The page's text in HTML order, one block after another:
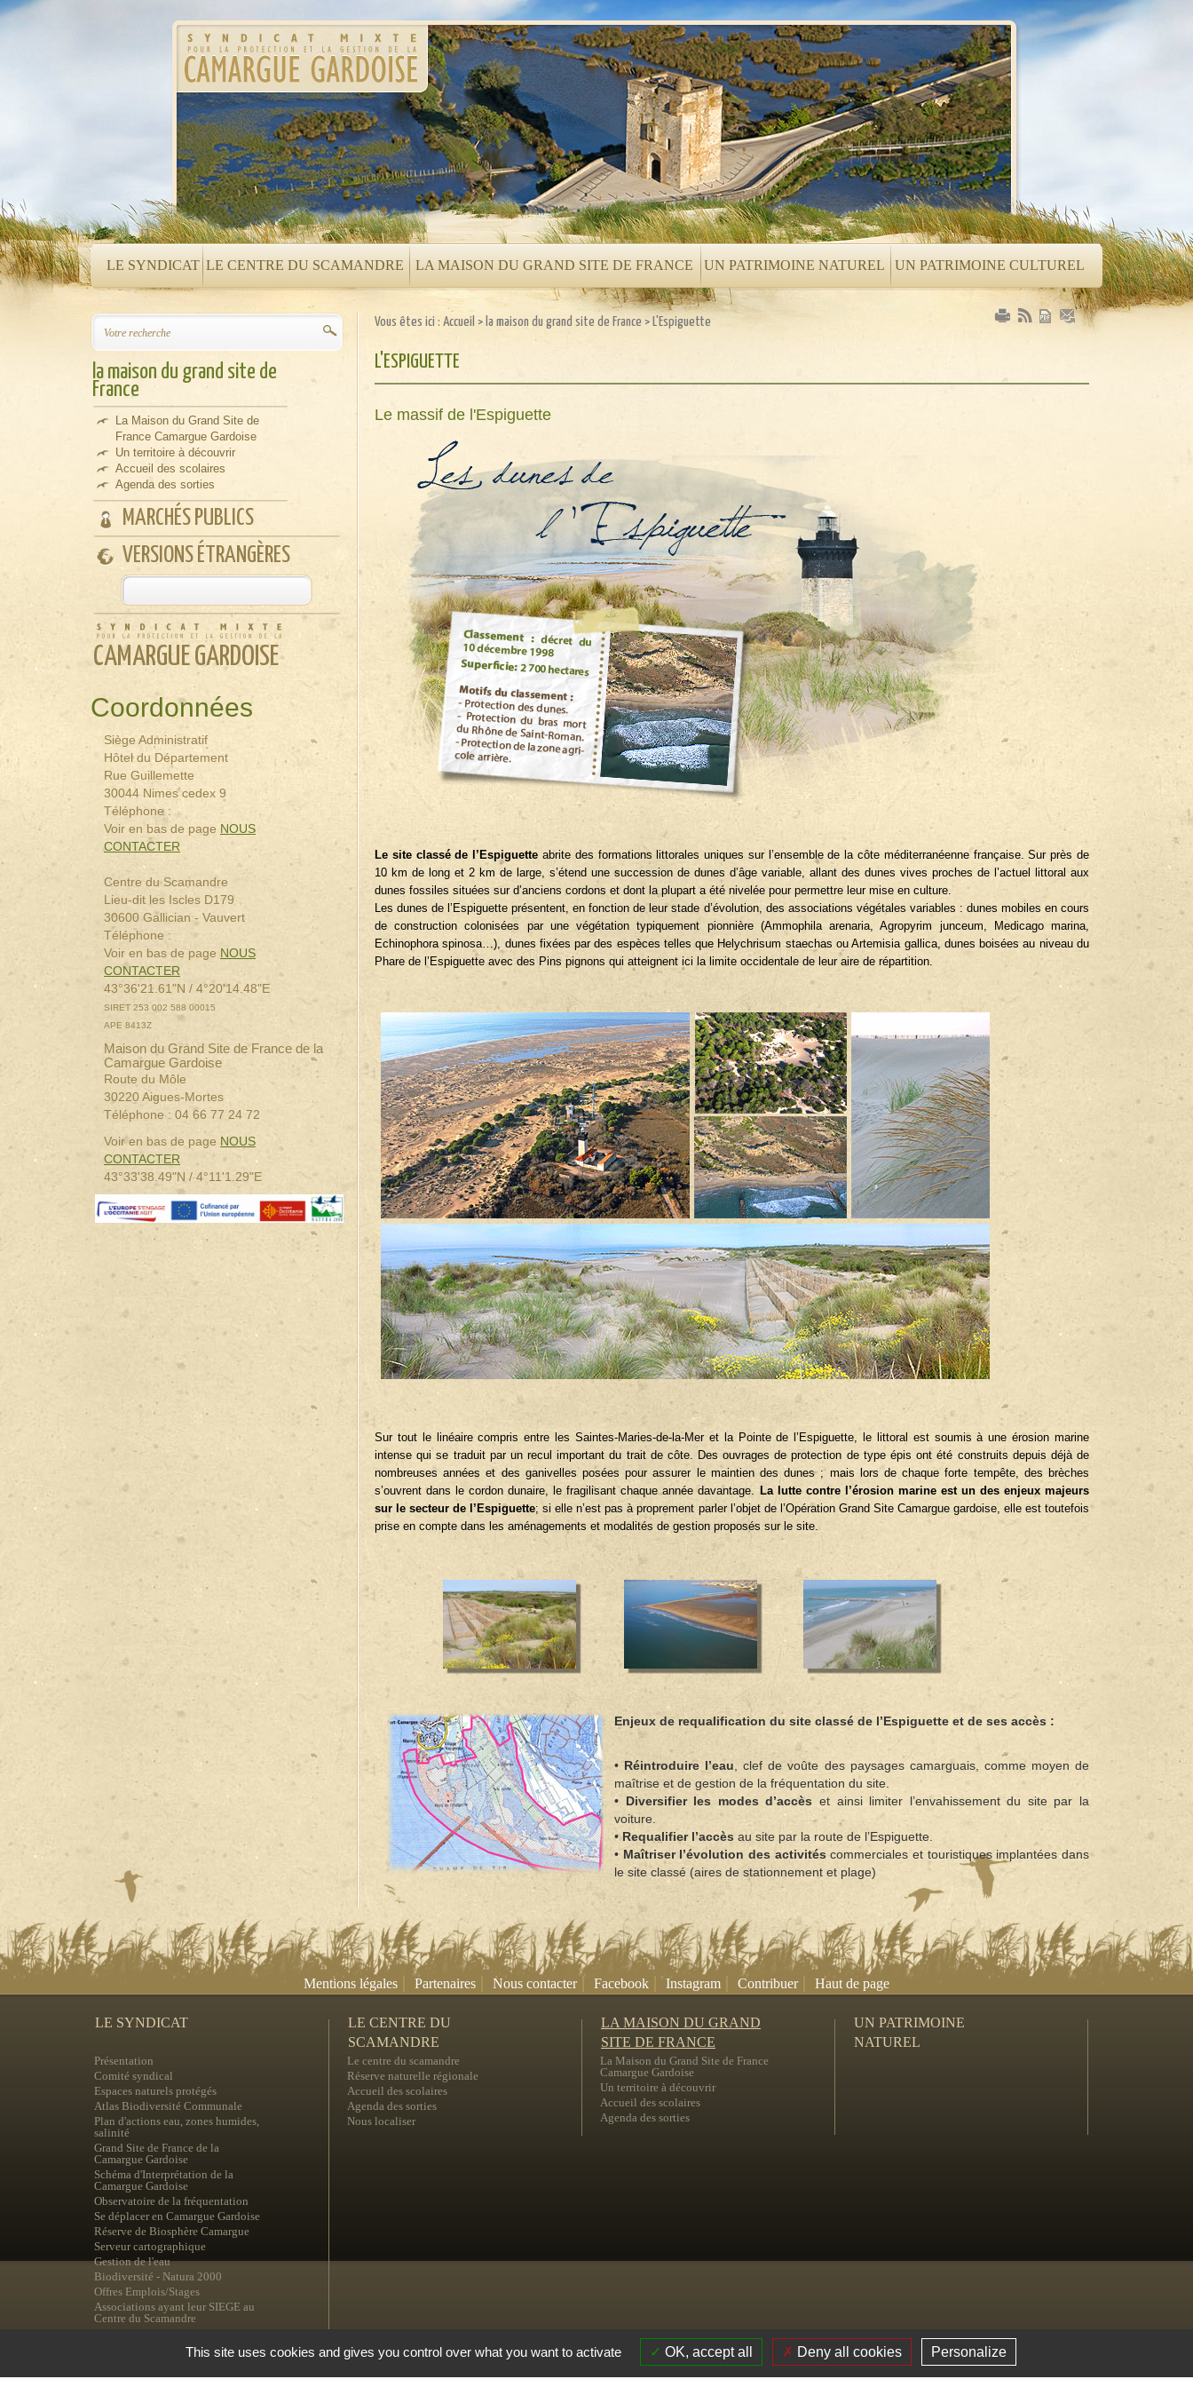
LE SYNDICAT LE CENTRE DU SCAMANDRE LA MAISON DU GRAND SITE DE FRANCE UN PATRIMOINE NATUREL UN PATRIMOINE CULTUREL
la maison du grand site de
France
La Maison du Grand Site de
France Camargue Gardoise
Un territoire à découvrir
Accueil des scolaires
Agenda des sorties
MARCHÉS PUBLICS
VERSIONS ÉTRANGÈRES
CAMARGUE GARDOISE
Coordonnées
Siège Administratif
Hôtel du Département
Rue Guillemette
30044 Nimes cedex 9
Téléphone :
Voir en bas de page NOUS
CONTACTER
Centre du Scamandre
Lieu-dit les Iscles D179
30600 Gallician - Vauvert
Téléphone :
Voir en bas de page NOUS
CONTACTER
43°36'21.61"N / 4°20'14.48"E
SIRET 253 002 588 00015
APE 8413Z
Maison du Grand Site de France de la
Camargue Gardoise
Route du Môle
30220 Aigues-Mortes
Téléphone : 04 66 77 24 72
Voir en bas de page NOUS
CONTACTER
43°33'38.49"N / 4°11'1.29"E
Vous êtes ici : Accueil > la maison du grand site de France > L'Espiguette
L'ESPIGUETTE
Le massif de l'Espiguette
Le site classé de l’Espiguette abrite des formations littorales uniques sur l’ensemble de la côte méditerranéenne française. Sur près de
10 km de long et 2 km de large, s’étend une succession de dunes d’âge variable, allant des dunes vives proches de l’actuel littoral aux
dunes fossiles situées sur d’anciens cordons et dont la plupart a été nivelée pour permettre leur mise en culture.
Les dunes de l’Espiguette présentent, en fonction de leur stade d’évolution, des associations végétales variables : dunes mobiles en cours
de construction colonisées par une végétation typiquement pionnière (Ammophila arenaria, Agropyrim junceum, Medicago marina,
Echinophora spinosa…), dunes fixées par des espèces telles que Helychrisum staechas ou Artemisia gallica, dunes boisées au niveau du
Phare de l’Espiguette avec des Pins pignons qui atteignent ici la limite occidentale de leur aire de répartition.
Sur tout le linéaire compris entre les Saintes-Maries-de-la-Mer et la Pointe de l’Espiguette, le littoral est soumis à une érosion marine
intense qui se traduit par un recul important du trait de côte. Des ouvrages de protection de type épis ont été construits depuis déjà de
nombreuses années et des ganivelles posées pour assurer le maintien des dunes ; mais lors de chaque forte tempête, des brèches
s’ouvrent dans le cordon dunaire, le fragilisant chaque année davantage.
La lutte contre l’érosion marine est un des enjeux majeurs
sur le secteur de l’Espiguette; si elle n’est pas à proprement parler l’objet de l’Opération Grand Site Camargue gardoise, elle est toutefois
prise en compte dans les aménagements et modalités de gestion proposés sur le site.
Enjeux de requalification du site classé de l’Espiguette et de ses accès :
• Réintroduire l’eau , clef de voûte des paysages camarguais, comme moyen de
maîtrise et de gestion de la fréquentation du site.
• Diversifier les modes d’accès et ainsi limiter l’envahissement du site par la
voiture.
•Requalifier l’accès au site par la route de l’Espiguette.
• Maîtriser l’évolution des activitéscommerciales et touristiques implantées dans
le site classé (aires de stationnement et plage)
Mentions légales Partenaires Nous contacter| Facebook |Instagram Contribuer| Haut de page
LE SYNDICAT
Présentation
Comité syndical
Espaces naturels protégés
Atlas Biodiversité Communale
Plan d'actions eau, zones humides,
salinité
Grand Site de France de la
Camargue Gardoise
Schéma d'Interprétation de la
Camargue Gardoise
Observatoire de la fréquentation
Se déplacer en Camargue Gardoise
Réserve de Biosphère Camargue
Serveur cartographique
Gestion de l'eau
Biodiversité - Natura 2000
Offres Emplois/Stages
Associations ayant leur SIEGE au
Centre du Scamandre
LE CENTRE DU
SCAMANDRE
Le centre du scamandre
Réserve naturelle régionale
Accueil des scolaires
Agenda des sorties
Nous localiser
LA MAISON DU GRAND
SITE DE FRANCE
La Maison du Grand Site de France
Camargue Gardoise
Un territoire à découvrir
Accueil des scolaires
Agenda des sorties
UN PATRIMOINE
NATUREL
This site uses cookies and gives you control over what you want to activate OK, accept all Deny all cookies Personalize